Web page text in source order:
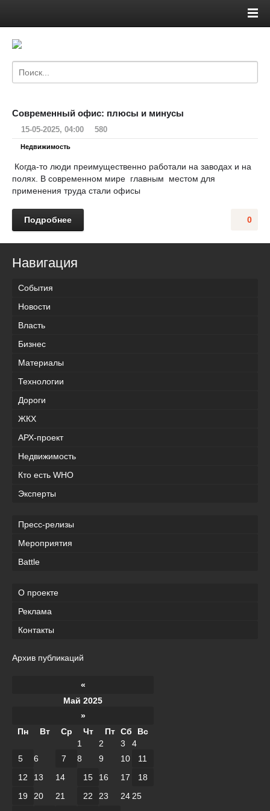
Современный офис: плюсы и минусы
15-05-2025, 04:00 580
Недвижимость
Когда-то люди преимущественно работали на заводах и на
полях. В современном мире главным местом для
применения труда стали офисы
0
Подробнее
Навигация
События
Новости
Власть
Бизнес
Материалы
Технологии
Дороги
ЖКХ
АРХ-проект
Недвижимость
Кто есть WHO
Эксперты
Пресс-релизы
Мероприятия
Battle
О проекте
Реклама
Контакты
Архив публикаций
«
Май 2025
»
Пн
Вт Ср Чт Пт Сб
Вс
1
2 3
4
5
6 7 8 9 10
11
12
13 14 15 16 17
18
19
20 21 22 23 24 25